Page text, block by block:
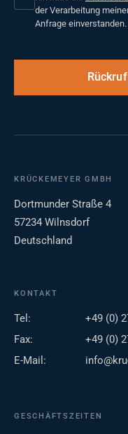
der Verarbeitung
Anfrage einverstanden.
KRÜCKEMEYER GMBH
Dortmunder Straße 4
57234 Wilnsdorf
Deutschland
KONTAKT
Tel:
+49 (0)
Fax:
+49 (0)
E-Mail:
GESCHÄFTSZEITEN